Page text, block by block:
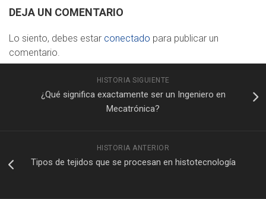
DEJA UN COMENTARIO
Lo siento, debes estar conectado para publicar un
comentario.
HISTORIA SIGUIENTE
¿Qué significa exactamente ser un Ingeniero en
Mecatrónica?
HISTORIA ANTERIOR
Tipos de tejidos que se procesan en histotecnología